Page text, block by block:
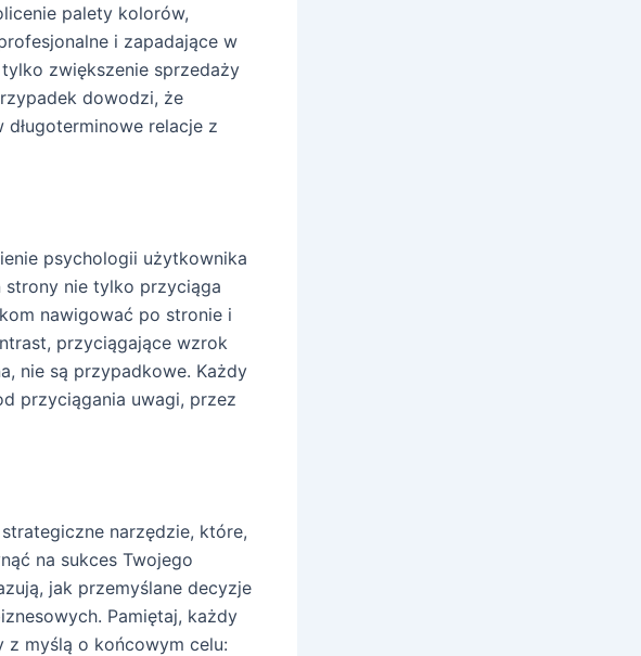
palety kolorów,
i zapadające w
zwiększenie sprzedaży
dowodzi, że
relacje z
psychologii użytkownika
nie tylko przyciąga
nawigować po stronie i
przyciągające wzrok
nie są przypadkowe. Każdy
przyciągania uwagi, przez
narzędzie, które,
na sukces Twojego
jak przemyślane decyzje
Pamiętaj, każdy
myślą o końcowym celu: